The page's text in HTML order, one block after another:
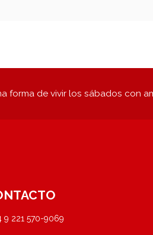
forma de vivir los sábados con
9 221 570-9069